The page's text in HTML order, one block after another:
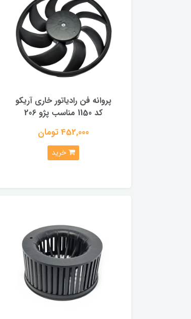
پروانه فن رادیاتور خاری آریکو
کد 1150 مناسب پژو 206
452,000 تومان
خرید